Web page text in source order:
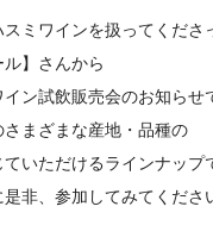
スミワインを扱ってくださ
】さんから
ン試飲販売会のお知らせ
さまざまな産地・品種の
ていただけるラインナップ
非、参加してみてくださ